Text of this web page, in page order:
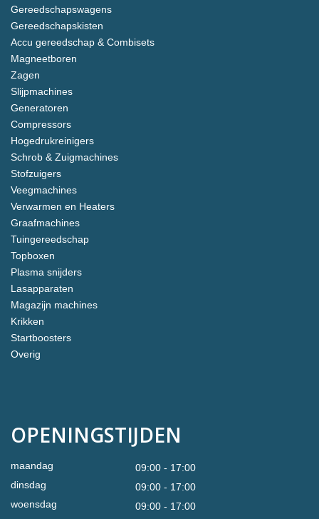
Gereedschapswagens
Gereedschapskisten
Accu gereedschap & Combisets
Magneetboren
Zagen
Slijpmachines
Generatoren
Compressors
Hogedrukreinigers
Schrob & Zuigmachines
Stofzuigers
Veegmachines
Verwarmen en Heaters
Graafmachines
Tuingereedschap
Topboxen
Plasma snijders
Lasapparaten
Magazijn machines
Krikken
Startboosters
Overig
OPENINGSTIJDEN
maandag
09:00 - 17:00
dinsdag
09:00 - 17:00
woensdag
09:00 - 17:00